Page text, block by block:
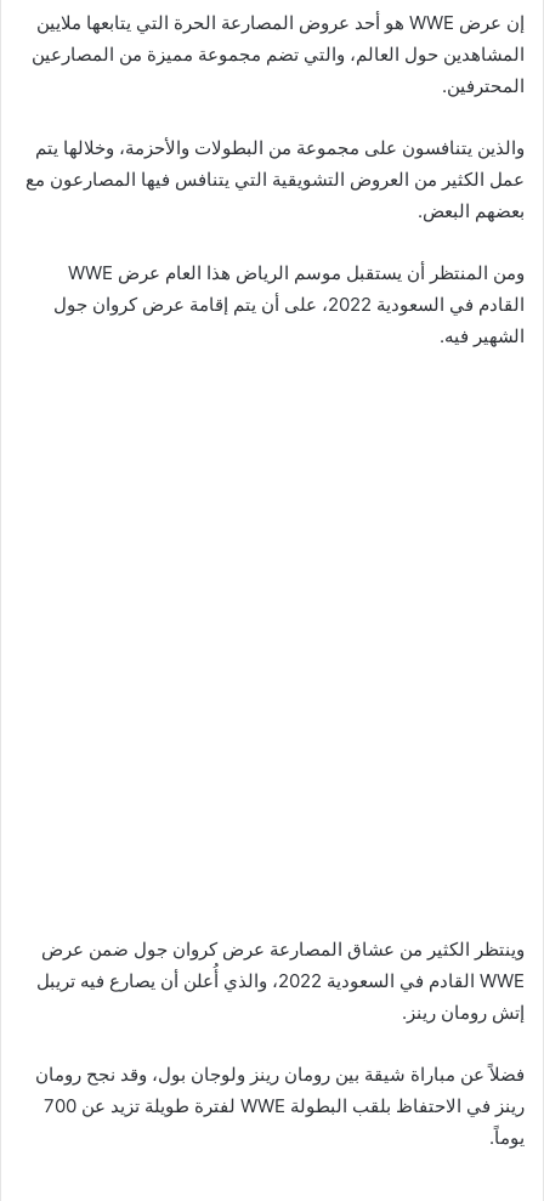
إن عرض WWE هو أحد عروض المصارعة الحرة التي يتابعها ملايين
المشاهدين حول العالم، والتي تضم مجموعة مميزة من المصارعين
المحترفين.
والذين يتنافسون على مجموعة من البطولات والأحزمة، وخلالها يتم
عمل الكثير من العروض التشويقية التي يتنافس فيها المصارعون مع
بعضهم البعض.
ومن المنتظر أن يستقبل موسم الرياض هذا العام عرض WWE
القادم في السعودية 2022، على أن يتم إقامة عرض كروان جول
الشهير فيه.
وينتظر الكثير من عشاق المصارعة عرض كروان جول ضمن عرض
WWE القادم في السعودية 2022، والذي أُعلن أن يصارع فيه تريبل
إتش رومان رينز.
فضلاً عن مباراة شيقة بين رومان رينز ولوجان بول، وقد نجح رومان
رينز في الاحتفاظ بلقب البطولة WWE لفترة طويلة تزيد عن 700
يوماً.